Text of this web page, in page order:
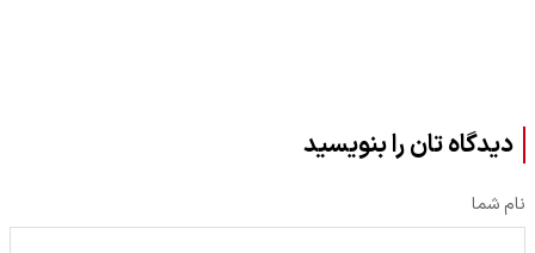
دیدگاه تان را بنویسید
نام شما